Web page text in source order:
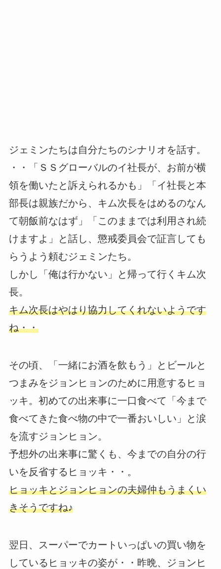
ジェミンたちは自分たちのシナリオを話す。
・・「ＳＳグローバルのイ社長が、お前が横
領を働いたと訴えられるかも」「イ社長と本
部長は親族だから、キム次長をはめるのなん
て朝飯前なはず」「このままでは利用され続
けますよ」と話し、懲戒委員会で証言しても
らうよう頼むジェミンたち。
しかし「俺は行かない」と帰って行くキム次
長。
キム次長はやはり協力してくれないようです
ね・・
その頃、「一緒にお酒を飲もう」とビールと
つまみをジョンヒョンのために用意するヒョ
ッキ。初めての出来事に一口食べて「今まで
食べてきた食べ物の中で一番おいしい」と涙
を流すジョンヒョン。
予想外の出来事に驚くも、今までの自分の行
いを反省するヒョッキ・・。
ヒョッキとジョンヒョンの夫婦仲もうまくい
きそうですね♪
翌日、スーパーでカートいっぱいの買い物を
しているヒョッキの姿が・・昨晩、ジョンヒ